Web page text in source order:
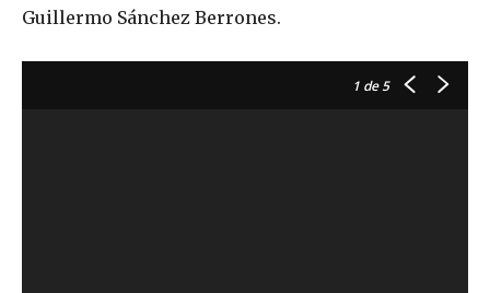
Guillermo Sánchez Berrones.
1 de 5